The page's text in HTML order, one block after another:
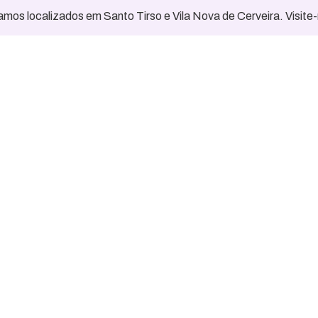
localizados em Santo Tirso e Vila Nova de Cerveira.